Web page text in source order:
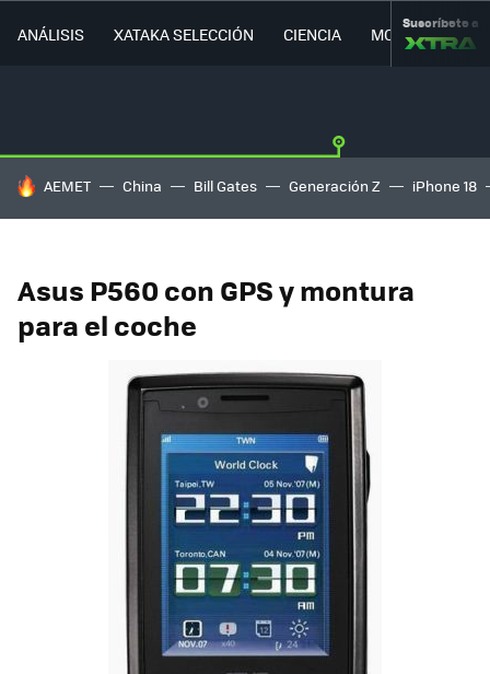
ANÁLISIS XATAKA SELECCIÓN CIENCIA MOVILIDAD
Suscríbete a
HOY SE HABLA DE
AEMET China Bill Gates Generación Z iPhone 18
Asus P560 con GPS y montura
para el coche